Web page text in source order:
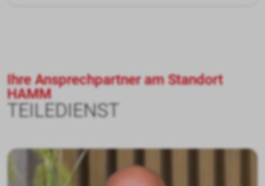
Ihre Ansprechpartner am Standort
HAMM